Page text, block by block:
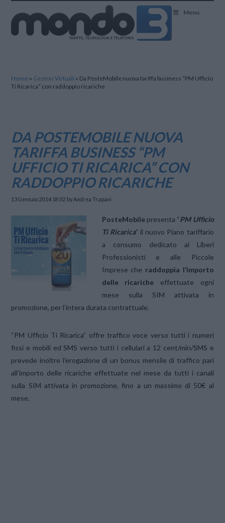
Menu
Home » Gestori Virtuali » Da PosteMobile nuova tariffa business “PM Ufficio
Ti Ricarica” con raddoppio ricariche
DA POSTEMOBILE NUOVA
TARIFFA BUSINESS “PM
UFFICIO TI RICARICA” CON
RADDOPPIO RICARICHE
13 Gennaio 2014 18:02 by Andrea Trapani
PosteMobilepresenta “PM Ufficio
Ti Ricarica” il nuovo Piano tariffario
a consumo dedicato ai Liberi
Professionisti e alle Piccole
Imprese che raddoppia l’importo
delle ricariche effettuate ogni
mese sulla SIM attivata in
promozione, per l’intera durata contrattuale.
“PM Ufficio Ti Ricarica” offre traffico voce verso tutti i numeri
fissi e mobili ed SMS verso tutti i cellulari a 12 cent/min/SMS e
prevede inoltre l’erogazione di un bonus mensile di traffico pari
all’importo delle ricariche effettuate nel mese da tutti i canali
sulla SIM attivata in promozione, fino a un massimo di 50€ al
mese.